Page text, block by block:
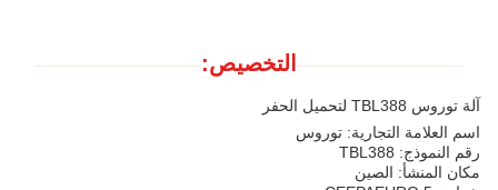
التخصيص:
آلة توروس TBL388 لتحميل الحفر
اسم العلامة التجارية: توروس
رقم النموذج: TBL388
مكان المنشأ: الصين